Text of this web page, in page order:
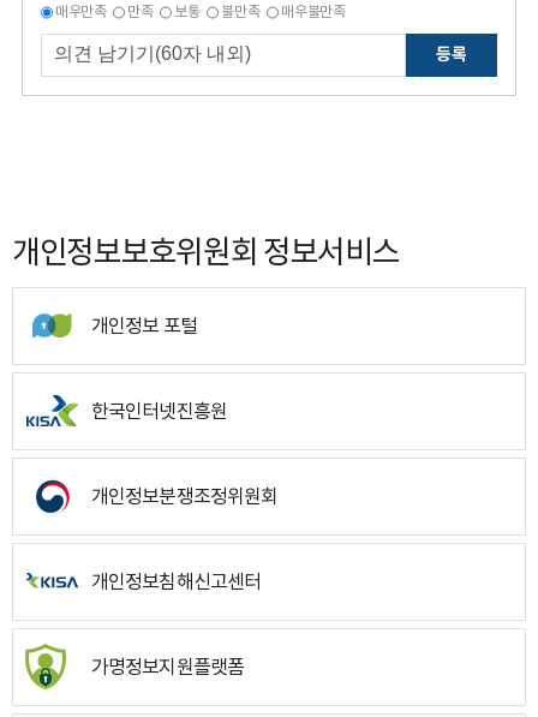
매우만족 만족 보통 불만족 매우불만족
등록
개인정보보호위원회 정보서비스
개인정보 포털
한국인터넷진흥원
개인정보분쟁조정위원회
개인정보침해신고센터
가명정보지원플랫폼